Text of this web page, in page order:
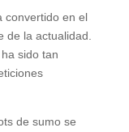
convertido en el
de la actualidad.
sido tan
de sumo se